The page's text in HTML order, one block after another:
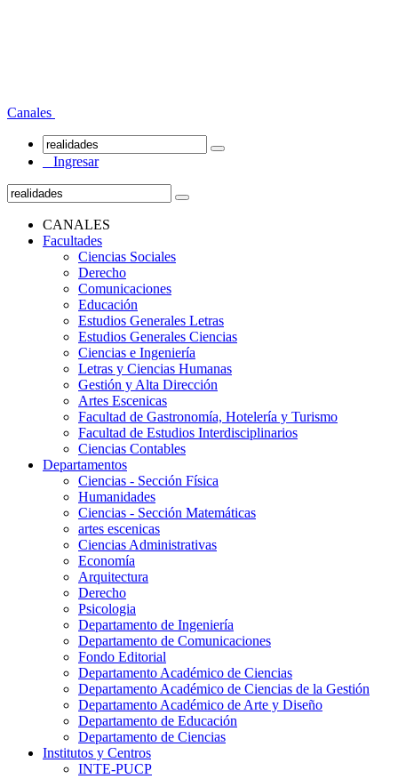
Canales
Ingresar
CANALES
Facultades
Ciencias Sociales
Derecho
Comunicaciones
Educación
Estudios Generales Letras
Estudios Generales Ciencias
Ciencias e Ingeniería
Letras y Ciencias Humanas
Gestión y Alta Dirección
Artes Escenicas
Facultad de Gastronomía, Hotelería y Turismo
Facultad de Estudios Interdisciplinarios
Ciencias Contables
Departamentos
Ciencias - Sección Física
Humanidades
Ciencias - Sección Matemáticas
artes escenicas
Ciencias Administrativas
Economía
Arquitectura
Derecho
Psicologia
Departamento de Ingeniería
Departamento de Comunicaciones
Fondo Editorial
Departamento Académico de Ciencias
Departamento Académico de Ciencias de la Gestión
Departamento Académico de Arte y Diseño
Departamento de Educación
Departamento de Ciencias
Institutos y Centros
INTE-PUCP